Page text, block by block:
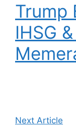
Trump
IHSG
Next Article